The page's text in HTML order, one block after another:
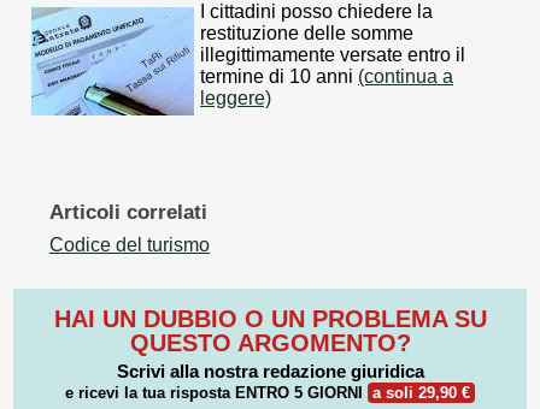
I cittadini posso chiedere la
restituzione delle somme
illegittimamente versate entro il
termine di 10 anni (continua a
leggere)
Articoli correlati
Codice del turismo
HAI UN DUBBIO O UN PROBLEMA SU
QUESTO ARGOMENTO?
Scrivi alla nostra redazione giuridica
e ricevi la tua risposta ENTRO 5 GIORNI a soli 29,90 €